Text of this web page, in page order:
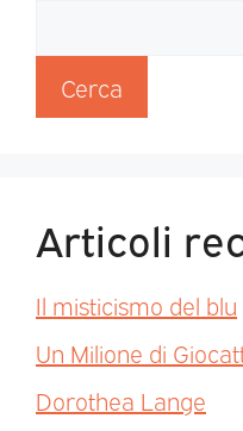
Cerca
Articoli
Il misticismo del blu
Un Milione di
Dorothea Lange